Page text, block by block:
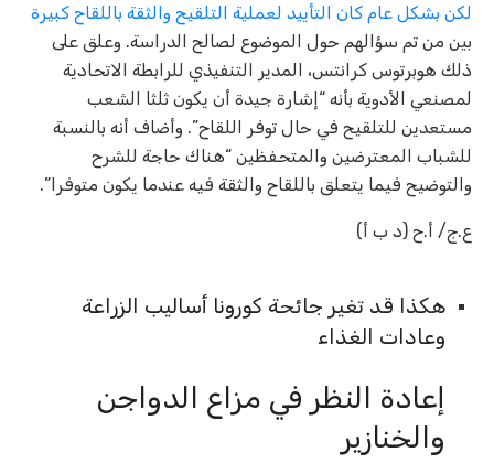
لكن بشكل عام كان التأييد لعملية التلقيح والثقة باللقاح كبيرة
بين من تم سؤالهم حول الموضوع لصالح الدراسة. وعلق على
ذلك هوبرتوس كرانتس، المدير التنفيذي للرابطة الاتحادية
لمصنعي الأدوية بأنه “إشارة جيدة أن يكون ثلثا الشعب
مستعدين للتلقيح في حال توفر اللقاح”. وأضاف أنه بالنسبة
للشباب المعترضين والمتحفظين “هناك حاجة للشرح
والتوضيح فيما يتعلق باللقاح والثقة فيه عندما يكون متوفرا”.
ع.ج/ أ.ح (د ب أ)
هكذا قد تغير جائحة كورونا أساليب الزراعة
وعادات الغذاء
إعادة النظر في مزاع الدواجن
والخنازير